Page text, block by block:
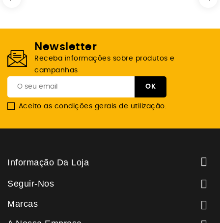
Newsletter
Receba informações sobre produtos e
campanhas
Aceito as condições gerais de utilização.
Informação Da Loja 
Seguir-Nos 
Marcas 